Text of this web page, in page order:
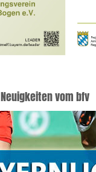
Neuigkeiten vom bfv